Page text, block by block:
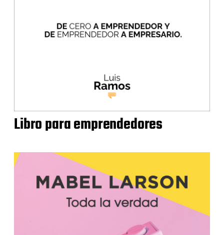
Libro para emprendedores